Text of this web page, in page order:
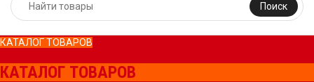
Поиск
КАТАЛОГ ТОВАРОВ
КАТАЛОГ ТОВАРОВ